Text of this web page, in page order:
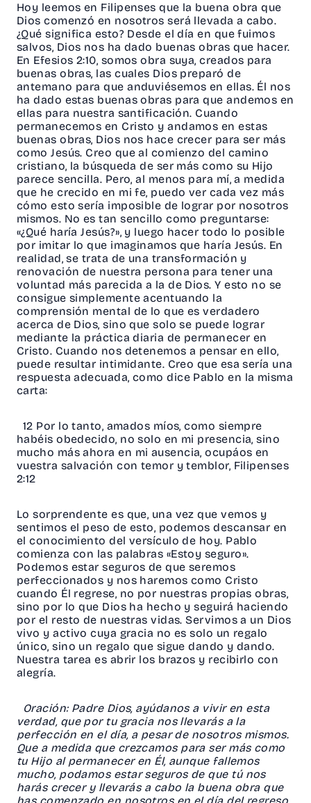
Hoy leemos en Filipenses que la buena obra que
Dios comenzó en nosotros será llevada a cabo.
¿Qué significa esto? Desde el día en que fuimos
salvos, Dios nos ha dado buenas obras que hacer.
En Efesios 2:10, somos obra suya, creados para
buenas obras, las cuales Dios preparó de
antemano para que anduviésemos en ellas. Él nos
ha dado estas buenas obras para que andemos en
ellas para nuestra santificación. Cuando
permanecemos en Cristo y andamos en estas
buenas obras, Dios nos hace crecer para ser más
como Jesús. Creo que al comienzo del camino
cristiano, la búsqueda de ser más como su Hijo
parece sencilla. Pero, al menos para mí, a medida
que he crecido en mi fe, puedo ver cada vez más
cómo esto sería imposible de lograr por nosotros
mismos. No es tan sencillo como preguntarse:
«¿Qué haría Jesús?», y luego hacer todo lo posible
por imitar lo que imaginamos que haría Jesús. En
realidad, se trata de una transformación y
renovación de nuestra persona para tener una
voluntad más parecida a la de Dios. Y esto no se
consigue simplemente acentuando la
comprensión mental de lo que es verdadero
acerca de Dios, sino que solo se puede lograr
mediante la práctica diaria de permanecer en
Cristo. Cuando nos detenemos a pensar en ello,
puede resultar intimidante. Creo que esa sería una
respuesta adecuada, como dice Pablo en la misma
carta:
12 Por lo tanto, amados míos, como siempre
habéis obedecido, no solo en mi presencia, sino
mucho más ahora en mi ausencia, ocupáos en
vuestra salvación con temor y temblor, Filipenses
2:12
Lo sorprendente es que, una vez que vemos y
sentimos el peso de esto, podemos descansar en
el conocimiento del versículo de hoy. Pablo
comienza con las palabras «Estoy seguro».
Podemos estar seguros de que seremos
perfeccionados y nos haremos como Cristo
cuando Él regrese, no por nuestras propias obras,
sino por lo que Dios ha hecho y seguirá haciendo
por el resto de nuestras vidas. Servimos a un Dios
vivo y activo cuya gracia no es solo un regalo
único, sino un regalo que sigue dando y dando.
Nuestra tarea es abrir los brazos y recibirlo con
alegría.
Oración: Padre Dios, ayúdanos a vivir en esta
verdad, que por tu gracia nos llevarás a la
perfección en el día, a pesar de nosotros mismos.
Que a medida que crezcamos para ser más como
tu Hijo al permanecer en Él, aunque fallemos
mucho, podamos estar seguros de que tú nos
harás crecer y llevarás a cabo la buena obra que